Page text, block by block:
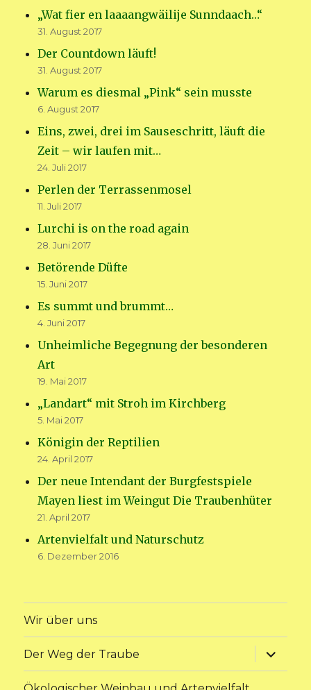
„Wat fier en laaaangwäilije Sunndaach…“
31. August 2017
Der Countdown läuft!
31. August 2017
Warum es diesmal „Pink“ sein musste
6. August 2017
Eins, zwei, drei im Sauseschritt, läuft die
Zeit – wir laufen mit…
24. Juli 2017
Perlen der Terrassenmosel
11. Juli 2017
Lurchi is on the road again
28. Juni 2017
Betörende Düfte
15. Juni 2017
Es summt und brummt…
4. Juni 2017
Unheimliche Begegnung der besonderen
Art
19. Mai 2017
„Landart“ mit Stroh im Kirchberg
5. Mai 2017
Königin der Reptilien
24. April 2017
Der neue Intendant der Burgfestspiele
Mayen liest im Weingut Die Traubenhüter
21. April 2017
Artenvielfalt und Naturschutz
6. Dezember 2016
Wir über uns
Der Weg der Traube